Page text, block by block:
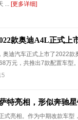
... [更多详细]
款奥迪A4L正式上
奥迪汽车正式上市了2022
万元，共推出7款配置车型
特亮相，形似奔驰
式亮相。作为中期改款车